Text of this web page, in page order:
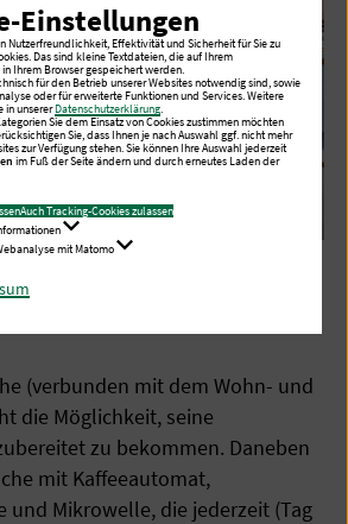
durchgängig
(verbunden mit dem Wohn- und
die Möglichkeit, seine
zu bekommen. Daneben
mit Kaffeeautomat,
und Mikrowelle, die jederzeit (Tag
Einstellungen
Nutzerfreundlichkeit, Effektivität und Sicherheit für Sie zu
Das sind kleine Textdateien, die auf Ihrem
Ihrem Browser gespeichert werden.
für den Betrieb unserer Websites notwendig sind, sowie
oder für erweiterte Funktionen und Services. Weitere
in unsererDatenschutzerklärung.
Sie dem Einsatz von Cookies zustimmen möchten
Sie, dass Ihnen je nach Auswahl ggf. nicht mehr
zur Verfügung stehen. Sie können Ihre Auswahl jederzeit
im Fuß der Seite ändern und durch erneutes Laden der
Auch Tracking-Cookies zulassen
mit Matomo